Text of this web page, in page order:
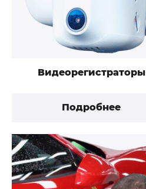
Видеорегистраторы
Подробнее